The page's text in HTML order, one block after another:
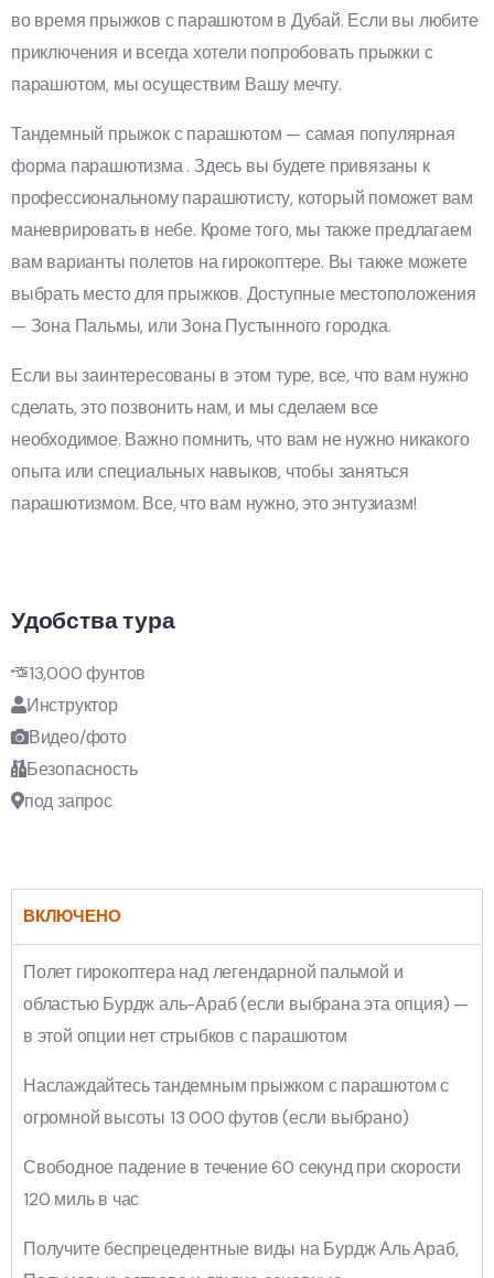
во время прыжков с парашютом в Дубай. Если вы любите
приключения и всегда хотели попробовать прыжки с
парашютом, мы осуществим Вашу мечту.
Тандемный прыжок с парашютом — самая популярная
форма парашютизма . Здесь вы будете привязаны к
профессиональному парашютисту, который поможет вам
маневрировать в небе. Кроме того, мы также предлагаем
вам варианты полетов на гирокоптере. Вы также можете
выбрать место для прыжков. Доступные местоположения
— Зона Пальмы, или Зона Пустынного городка.
Если вы заинтересованы в этом туре, все, что вам нужно
сделать, это позвонить нам, и мы сделаем все
необходимое. Важно помнить, что вам не нужно никакого
опыта или специальных навыков, чтобы заняться
парашютизмом. Все, что вам нужно, это энтузиазм!
Удобства тура
13,000 фунтов
Инструктор
Видео/фото
Безопасность
под запрос
ВКЛЮЧЕНО
Полет гирокоптера над легендарной пальмой и
областью Бурдж аль-Араб (если выбрана эта опция) —
в этой опции нет стрыбков с парашютом
Наслаждайтесь тандемным прыжком с парашютом с
огромной высоты 13 000 футов (если выбрано)
Свободное падение в течение 60 секунд при скорости
120 миль в час
Получите беспрецедентные виды на Бурдж Аль Араб,